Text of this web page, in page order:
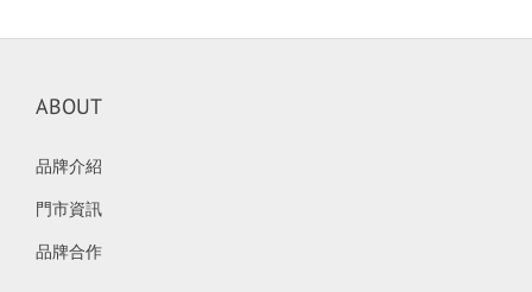
ABOUT
品牌介紹
門市資訊
品牌合作